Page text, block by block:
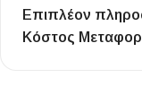
Επιπλέον
Κόστος